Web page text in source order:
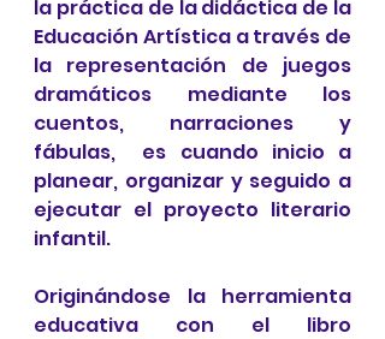
la práctica de la didáctica de la
Educación Artística a través de
la representación de juegos
dramáticos mediante los
cuentos, narraciones y
fábulas,  es cuando inicio a
planear, organizar y seguido a
ejecutar el proyecto literario
infantil.
Originándose la herramienta